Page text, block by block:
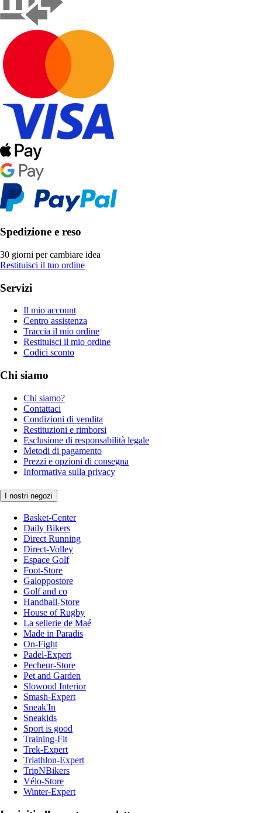
Spedizione e reso
30 giorni per cambiare idea
Restituisci il tuo ordine
Servizi
Il mio account
Centro assistenza
Traccia il mio ordine
Restituisci il mio ordine
Codici sconto
Chi siamo
Chi siamo?
Contattaci
Condizioni di vendita
Restituzioni e rimborsi
Esclusione di responsabilità legale
Metodi di pagamento
Prezzi e opzioni di consegna
Informativa sulla privacy
I nostri negozi
Basket-Center
Daily Bikers
Direct Running
Direct-Volley
Espace Golf
Foot-Store
Galoppostore
Golf and co
Handball-Store
House of Rugby
La sellerie de Maé
Made in Paradis
On-Fight
Padel-Expert
Pecheur-Store
Pet and Garden
Slowood Interior
Smash-Expert
Sneak'In
Sneakids
Sport is good
Training-Fit
Trek-Expert
Triathlon-Expert
TripNBikers
Vélo-Store
Winter-Expert